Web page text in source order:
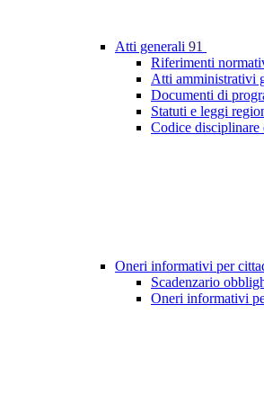
Atti generali 91
Riferimenti
Atti amministrativi
Documenti di
Statuti e leggi
Codice disciplinare
Oneri informativi per
Scadenzario
Oneri informativi